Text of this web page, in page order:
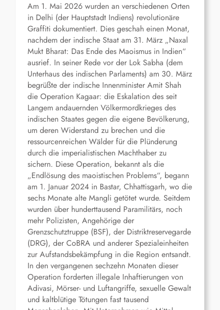
Am 1. Mai 2026 wurden an verschiedenen Orten
in Delhi (der Hauptstadt Indiens) revolutionäre
Graffiti dokumentiert. Dies geschah einen Monat,
nachdem der indische Staat am 31. März „Naxal
Mukt Bharat: Das Ende des Maoismus in Indien“
ausrief. In seiner Rede vor der Lok Sabha (dem
Unterhaus des indischen Parlaments) am 30. März
begrüßte der indische Innenminister Amit Shah
die Operation Kagaar: die Eskalation des seit
Langem andauernden Völkermordkrieges des
indischen Staates gegen die eigene Bevölkerung,
um deren Widerstand zu brechen und die
ressourcenreichen Wälder für die Plünderung
durch die imperialistischen Machthaber zu
sichern. Diese Operation, bekannt als die
„Endlösung des maoistischen Problems“, begann
am 1. Januar 2024 in Bastar, Chhattisgarh, wo die
sechs Monate alte Mangli getötet wurde. Seitdem
wurden über hunderttausend Paramilitärs, noch
mehr Polizisten, Angehörige der
Grenzschutztruppe (BSF), der Distriktreservegarde
(DRG), der CoBRA und anderer Spezialeinheiten
zur Aufstandsbekämpfung in die Region entsandt.
In den vergangenen sechzehn Monaten dieser
Operation forderten illegale Inhaftierungen von
Adivasi, Mörser- und Luftangriffe, sexuelle Gewalt
und kaltblütige Tötungen fast tausend